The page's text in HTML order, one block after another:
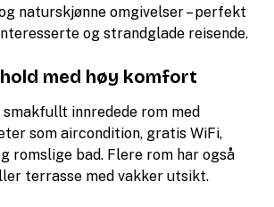
naturskjønne omgivelser – perfekt
og strandglade reisende.
med høy komfort
innredede rom med
som aircondition, gratis WiFi,
romslige bad. Flere rom har også
terrasse med vakker utsikt.